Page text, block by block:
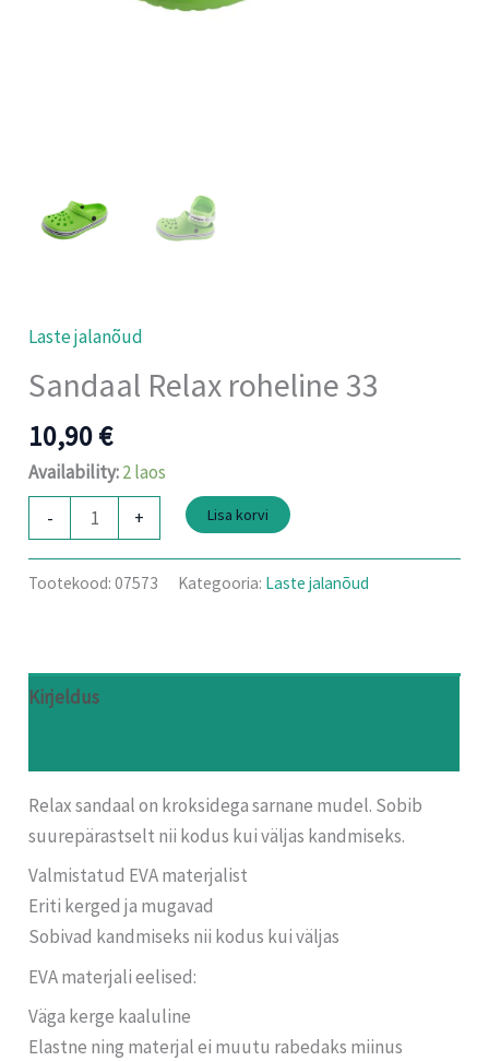
Laste jalanõud
Sandaal Relax roheline 33
10,90€
Availability:2 laos
-
+ Lisa korvi
Tootekood:07573 Kategooria: Laste jalanõud
Kirjeldus
Relax sandaal on kroksidega sarnane mudel. Sobib
suurepärastselt nii kodus kui väljas kandmiseks.
Valmistatud EVA materjalist
Eriti kerged ja mugavad
Sobivad kandmiseks nii kodus kui väljas
EVA materjali eelised:
Väga kerge kaaluline
Elastne ning materjal ei muutu rabedaks miinus